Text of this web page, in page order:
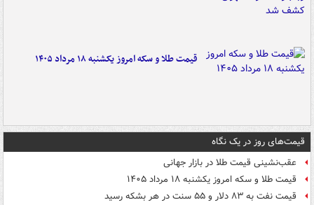
قیمت طلا و سکه امروز یکشنبه ۱۸ مرداد ۱۴۰۵
قیمت‌های روز در یک نگاه
عقب‌نشینی قیمت طلا در بازار جهانی
قیمت طلا و سکه امروز یکشنبه ۱۸ مرداد ۱۴۰۵
قیمت نفت به ۸۳ دلار و ۵۵ سنت در هر بشکه رسید